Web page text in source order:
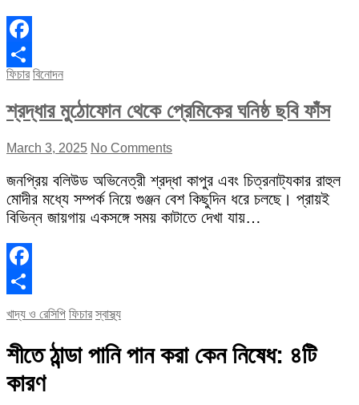
Facebook
Share
ফিচার বিনোদন
শ্রদ্ধার মুঠোফোন থেকে প্রেমিকের ঘনিষ্ঠ ছবি ফাঁস
March 3, 2025 No Comments
জনপ্রিয় বলিউড অভিনেত্রী শ্রদ্ধা কাপুর এবং চিত্রনাট্যকার রাহুল
মোদীর মধ্যে সম্পর্ক নিয়ে গুঞ্জন বেশ কিছুদিন ধরে চলছে। প্রায়ই
বিভিন্ন জায়গায় একসঙ্গে সময় কাটাতে দেখা যায়…
Facebook
Share
খাদ্য ও রেসিপি ফিচার স্বাস্থ্য
শীতে ঠান্ডা পানি পান করা কেন নিষেধ: ৪টি
কারণ